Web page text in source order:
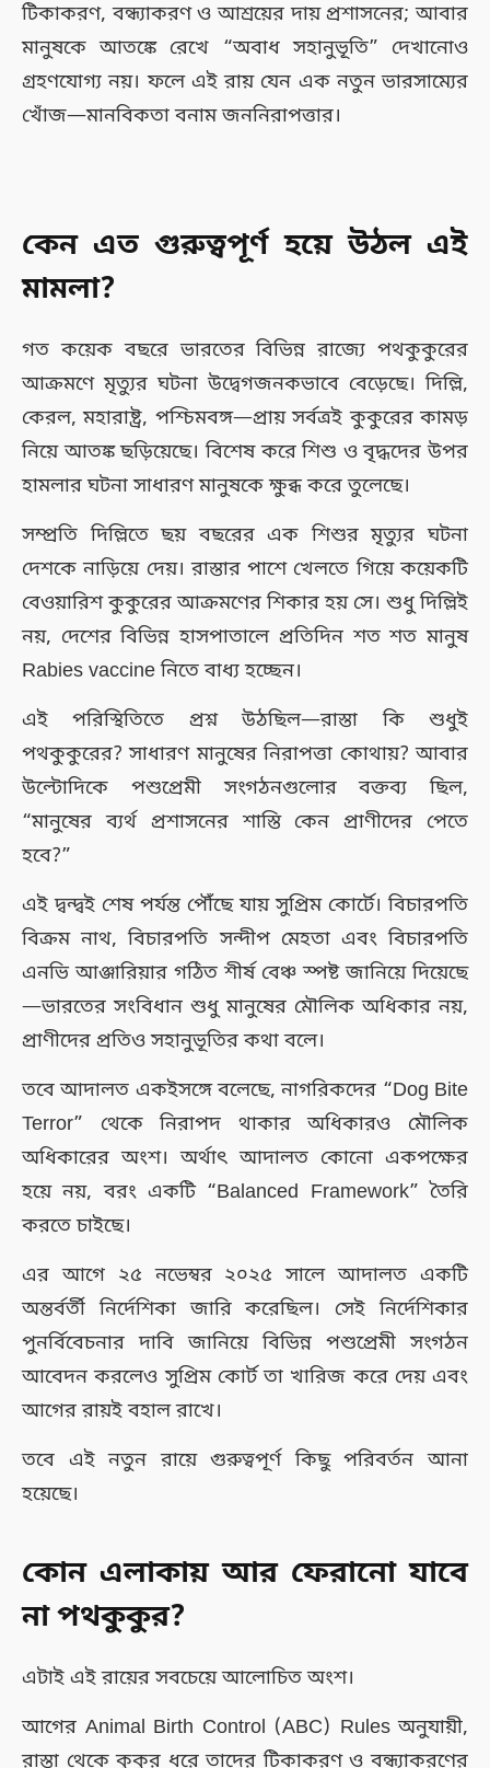
টিকাকরণ, বন্ধ্যাকরণ ও আশ্রয়ের দায় প্রশাসনের; আবার
মানুষকে আতঙ্কে রেখে “অবাধ সহানুভূতি” দেখানোও
গ্রহণযোগ্য নয়। ফলে এই রায় যেন এক নতুন ভারসাম্যের
খোঁজ—মানবিকতা বনাম জননিরাপত্তার।
কেন এত গুরুত্বপূর্ণ হয়ে উঠল এই
মামলা?
গত কয়েক বছরে ভারতের বিভিন্ন রাজ্যে পথকুকুরের
আক্রমণে মৃত্যুর ঘটনা উদ্বেগজনকভাবে বেড়েছে। দিল্লি,
কেরল, মহারাষ্ট্র, পশ্চিমবঙ্গ—প্রায় সর্বত্রই কুকুরের কামড়
নিয়ে আতঙ্ক ছড়িয়েছে। বিশেষ করে শিশু ও বৃদ্ধদের উপর
হামলার ঘটনা সাধারণ মানুষকে ক্ষুব্ধ করে তুলেছে।
সম্প্রতি দিল্লিতে ছয় বছরের এক শিশুর মৃত্যুর ঘটনা
দেশকে নাড়িয়ে দেয়। রাস্তার পাশে খেলতে গিয়ে কয়েকটি
বেওয়ারিশ কুকুরের আক্রমণের শিকার হয় সে। শুধু দিল্লিই
নয়, দেশের বিভিন্ন হাসপাতালে প্রতিদিন শত শত মানুষ
Rabies vaccine নিতে বাধ্য হচ্ছেন।
এই পরিস্থিতিতে প্রশ্ন উঠছিল—রাস্তা কি শুধুই
পথকুকুরের? সাধারণ মানুষের নিরাপত্তা কোথায়? আবার
উল্টোদিকে পশুপ্রেমী সংগঠনগুলোর বক্তব্য ছিল,
“মানুষের ব্যর্থ প্রশাসনের শাস্তি কেন প্রাণীদের পেতে
হবে?”
এই দ্বন্দ্বই শেষ পর্যন্ত পৌঁছে যায় সুপ্রিম কোর্টে। বিচারপতি
বিক্রম নাথ, বিচারপতি সন্দীপ মেহতা এবং বিচারপতি
এনভি আঞ্জারিয়ার গঠিত শীর্ষ বেঞ্চ স্পষ্ট জানিয়ে দিয়েছে
—ভারতের সংবিধান শুধু মানুষের মৌলিক অধিকার নয়,
প্রাণীদের প্রতিও সহানুভূতির কথা বলে।
তবে আদালত একইসঙ্গে বলেছে, নাগরিকদের “Dog Bite
Terror” থেকে নিরাপদ থাকার অধিকারও মৌলিক
অধিকারের অংশ। অর্থাৎ আদালত কোনো একপক্ষের
হয়ে নয়, বরং একটি “Balanced Framework” তৈরি
করতে চাইছে।
এর আগে ২৫ নভেম্বর ২০২৫ সালে আদালত একটি
অন্তর্বর্তী নির্দেশিকা জারি করেছিল। সেই নির্দেশিকার
পুনর্বিবেচনার দাবি জানিয়ে বিভিন্ন পশুপ্রেমী সংগঠন
আবেদন করলেও সুপ্রিম কোর্ট তা খারিজ করে দেয় এবং
আগের রায়ই বহাল রাখে।
তবে এই নতুন রায়ে গুরুত্বপূর্ণ কিছু পরিবর্তন আনা
হয়েছে।
কোন এলাকায় আর ফেরানো যাবে
না পথকুকুর?
এটাই এই রায়ের সবচেয়ে আলোচিত অংশ।
আগের Animal Birth Control (ABC) Rules অনুযায়ী,
রাস্তা থেকে কুকুর ধরে তাদের টিকাকরণ ও বন্ধ্যাকরণের